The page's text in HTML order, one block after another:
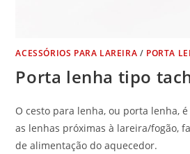
ACESSÓRIOS PARA LAREIRA / PORTA
Porta lenha tipo
O cesto para lenha, ou porta lenha,
as lenhas próximas à lareira/fogão,
de alimentação do aquecedor.